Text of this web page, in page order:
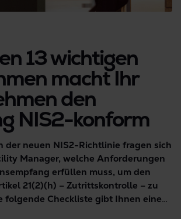
13 wichtigen
macht Ihr
den
NIS2-konform
der neuen NIS2-Richtlinie fragen sich
Manager, welche Anforderungen
erfüllen muss, um den
21(2)(h) – Zutrittskontrolle – zu
folgende Checkliste gibt Ihnen einen